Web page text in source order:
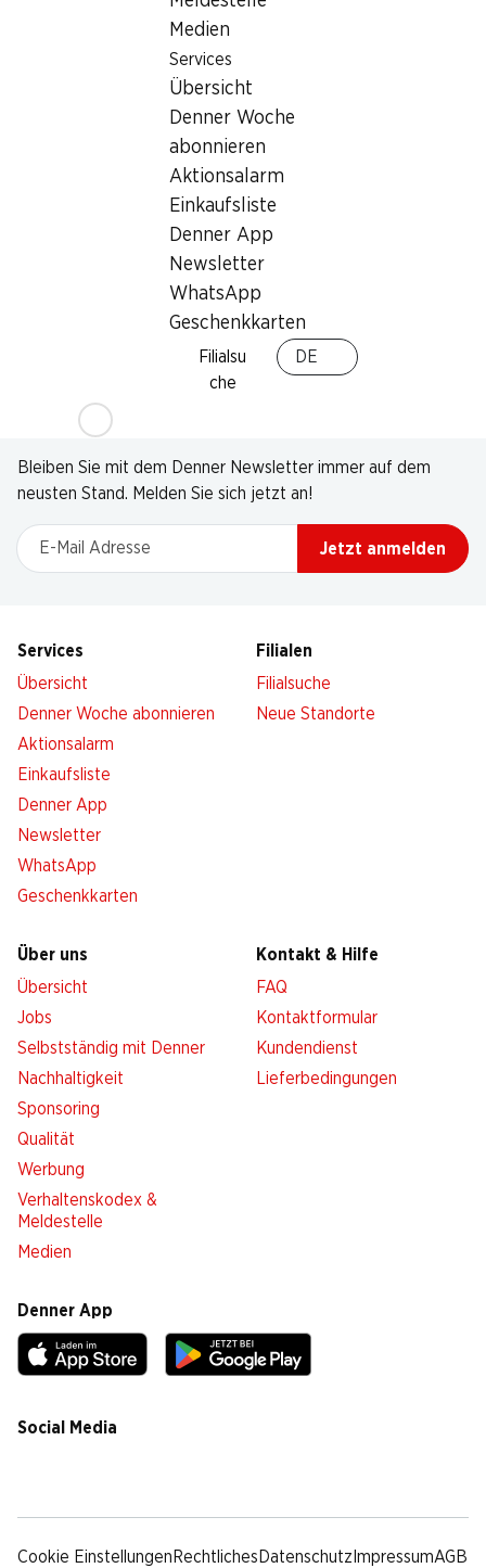
Medien
Services
Übersicht
Denner Woche
abonnieren
Aktionsalarm
Einkaufsliste
Denner App
Newsletter
WhatsApp
Geschenkkarten
Filialsu
che
DE
Newsletter
Bleiben Sie mit dem Denner Newsletter immer auf dem
neusten Stand. Melden Sie sich jetzt an!
E-Mail Adresse
Jetzt anmelden
Services
Übersicht
Denner Woche abonnieren
Aktionsalarm
Einkaufsliste
Denner App
Newsletter
WhatsApp
Geschenkkarten
Filialen
Filialsuche
Neue Standorte
Über uns
Übersicht
Jobs
Selbstständig mit Denner
Nachhaltigkeit
Sponsoring
Qualität
Werbung
Verhaltenskodex &
Meldestelle
Medien
Kontakt & Hilfe
FAQ
Kontaktformular
Kundendienst
Lieferbedingungen
Denner App
Social Media
Cookie Einstellungen Rechtliches Datenschutz ImpressumAGB